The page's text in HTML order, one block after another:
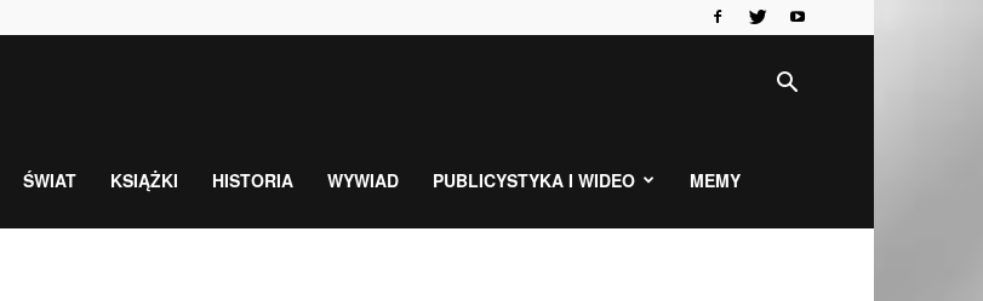
ŚWIAT KSIĄŻKI HISTORIA WYWIAD PUBLICYSTYKA I WIDEO MEMY